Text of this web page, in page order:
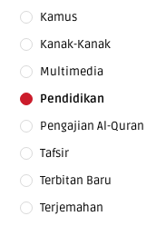
Kamus
Kanak-Kanak
Multimedia
Pendidikan
Pengajian Al-Quran
Tafsir
Terbitan Baru
Terjemahan